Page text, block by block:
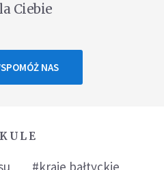
Ciebie
NAS
#kraje bałtyckie